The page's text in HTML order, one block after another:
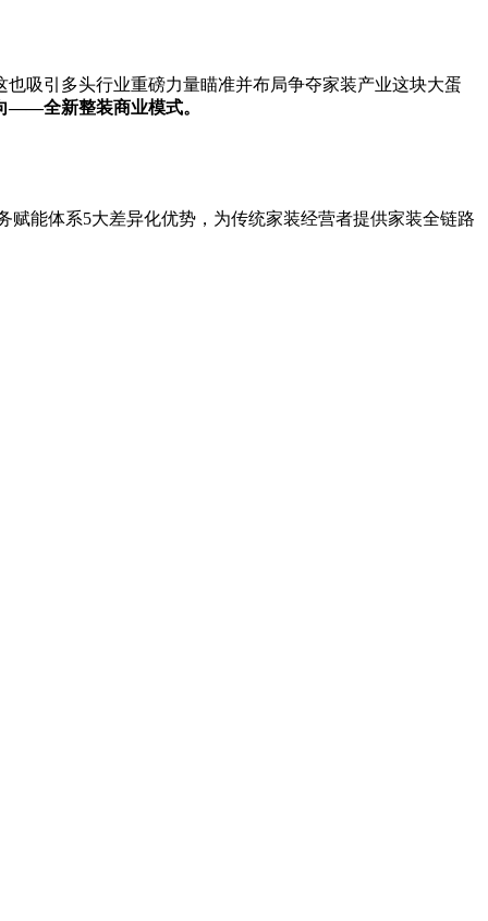
吸引多头行业重磅力量瞄准并布局争夺家装产业这块大蛋
——全新整装商业模式。
能体系5大差异化优势，为传统家装经营者提供家装全链路